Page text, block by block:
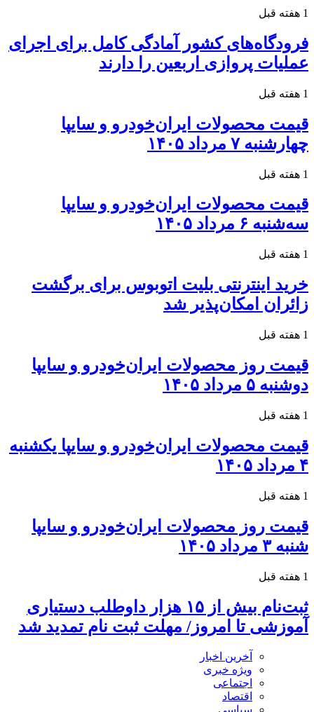
1 هفته قبل
فرودگاه‌های کشور آمادگی کامل برای اجرای
عملیات پروازی اربعین را دارند
1 هفته قبل
قیمت محصولات ایران‌خودرو و سایپا
چهارشنبه ۷ مرداد ۱۴۰۵
1 هفته قبل
قیمت محصولات ایران‌خودرو و سایپا
سه‌شنبه ۶ مرداد ۱۴۰۵
1 هفته قبل
خرید اینترنتی بلیت اتوبوس برای برگشت
زائران امکان‌پذیر شد
1 هفته قبل
قیمت روز محصولات ایران‌خودرو و سایپا
دوشنبه ۵ مرداد ۱۴۰۵
1 هفته قبل
قیمت محصولات ایران‌خودرو و سایپا یکشنبه
۴ مرداد ۱۴۰۵
1 هفته قبل
قیمت روز محصولات ایران‌خودرو و سایپا
شنبه ۳ مرداد ۱۴۰۵
1 هفته قبل
ثبت‌نام بیش از ۱۵ هزار داوطلب دستیاری
آموزشی تا امروز/ مهلت ثبت نام تمدید شد
آخرین اخبار
ویژه خبری
اجتماعی
اقتصاد